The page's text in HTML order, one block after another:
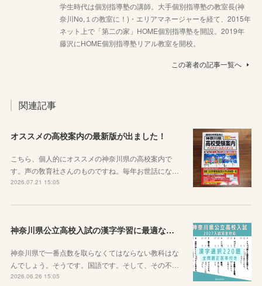
学生時代は個別指導塾の講師。大手個別指導塾の教室長(神
奈川No,１の教室に！)・エリアマネージャーを経て、2015年
ネット上で「第二の家」HOME個別指導塾を開設。2019年
藤沢にHOME個別指導塾リアル教室を開校。
この著者の記事一覧へ
関連記事
オススメの高校案内の最新版が出ました！
こちら、個人的にオススメの神奈川県の高校案内で
す。声の敎育社さんのものですね。毎年お世話にな…
2026.07.21 15:05
神奈川県公立高校入試の漢字学習に最適な教材を紹介します！
神奈川県で一番点数を取らなくてはならない教科はな
んでしょう。そうです。国語です。そして、その不…
2026.06.26 15:05